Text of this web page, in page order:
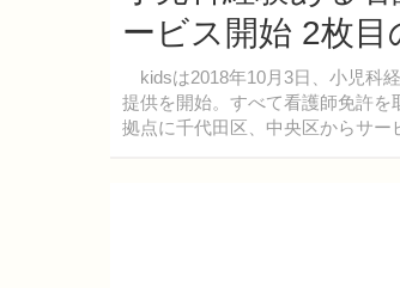
ービス開始 2枚目
kidsは2018年10月3日、小児科
提供を開始。すべて看護師免許
拠点に千代田区、中央区からサー